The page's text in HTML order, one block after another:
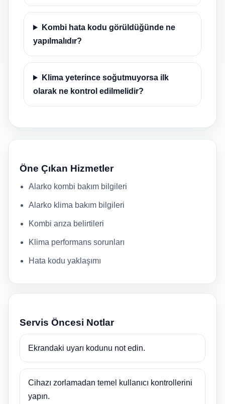
Kombi hata kodu görüldüğünde ne
yapılmalıdır?
Klima yeterince soğutmuyorsa ilk
olarak ne kontrol edilmelidir?
Öne Çıkan Hizmetler
Alarko kombi bakım bilgileri
Alarko klima bakım bilgileri
Kombi arıza belirtileri
Klima performans sorunları
Hata kodu yaklaşımı
Servis Öncesi Notlar
Ekrandaki uyarı kodunu not edin.
Cihazı zorlamadan temel kullanıcı kontrollerini
yapın.